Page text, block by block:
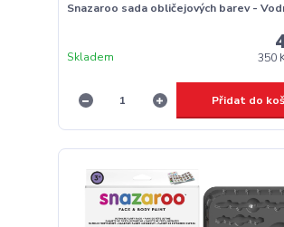
Snazaroo sada obličejových barev -
350
Skladem
Přidat do